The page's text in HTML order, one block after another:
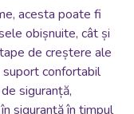
acesta poate fi
obișnuite, cât și
de creștere ale
suport confortabil
siguranță,
siguranță în timpul